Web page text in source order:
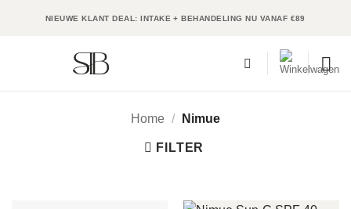
NIEUWE KLANT DEAL: INTAKE + BEHANDELING NU VANAF €89
Home / Nimue
FILTER